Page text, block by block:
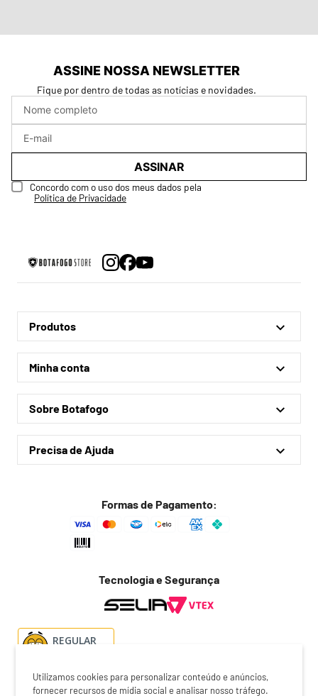
Utilizamos cookies para personalizar conteúdo e anúncios,
fornecer recursos de mídia social e analisar nosso tráfego.
ASSINE NOSSA NEWSLETTER
Fique por dentro de todas as notícias e novidades.
ASSINAR
Concordo com o uso dos meus dados pela
Política de Privacidade
Produtos
Linha Oficial
Treino e Viagem
Coleções
Minha conta
Minha conta
Meus pedidos
Sobre Botafogo
Quem somos
Lojas físicas
Precisa de Ajuda
Trocas e devoluções
Formas de Pagamento:
Tecnologia e Segurança
REGULAR